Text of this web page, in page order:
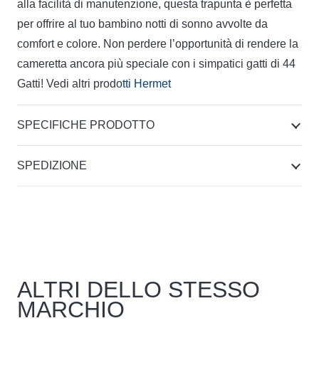
alla facilità di manutenzione, questa trapunta è perfetta
per offrire al tuo bambino notti di sonno avvolte da
comfort e colore. Non perdere l’opportunità di rendere la
cameretta ancora più speciale con i simpatici gatti di 44
Gatti! Vedi altri prodotti Hermet
SPECIFICHE PRODOTTO
SPEDIZIONE
ALTRI DELLO STESSO
MARCHIO